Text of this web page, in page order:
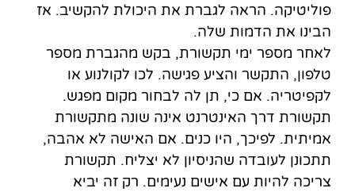
פוליטיקה. הראה לגברת את היכולת להקשיב. אז
הבינו את הדמות שלה.
לאחר מספר ימי תקשורת, בקש מהגברת מספר
טלפון, התקשר והציע פגישה. לכו לקולנוע או
לקפיטריה. אם כי, תן ​​לה לבחור מקום מפגש.
תקשורת דרך האינטרנט אינה שונה מתקשורת
אמיתית. לפיכך, היו כנים. אם האישה לא אהבה,
תתכונן לעובדה שהניסיון לא יצליח. תקשורת
צריכה להיות עם אישים נעימים. רק זה יביא